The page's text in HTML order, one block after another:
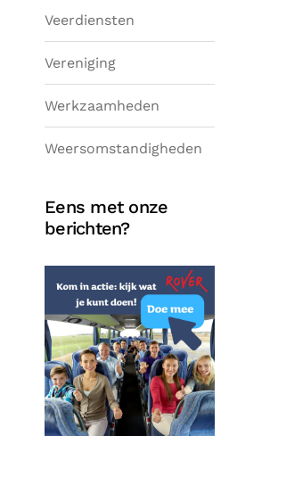
Veerdiensten
Vereniging
Werkzaamheden
Weersomstandigheden
Eens met onze
berichten?